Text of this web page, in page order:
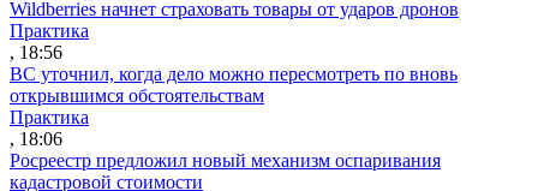
Wildberries начнет страховать товары от ударов дронов
Практика
, 18:56
ВС уточнил, когда дело можно пересмотреть по вновь
открывшимся обстоятельствам
Практика
, 18:06
Росреестр предложил новый механизм оспаривания
кадастровой стоимости